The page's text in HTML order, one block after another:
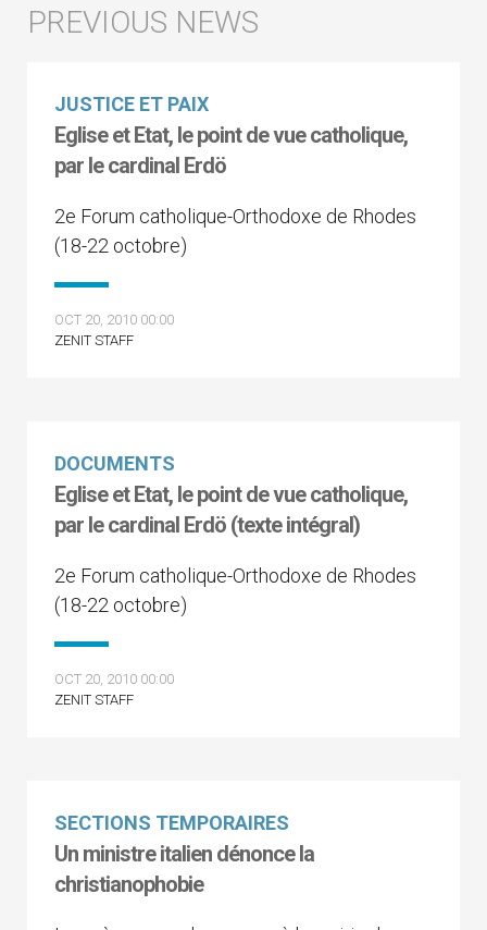
JUSTICE ET PAIX
Eglise et Etat, le point de vue catholique,
par le cardinal Erdö
2e Forum catholique-Orthodoxe de Rhodes
(18-22 octobre)
OCT 20, 2010 00:00
ZENIT STAFF
DOCUMENTS
Eglise et Etat, le point de vue catholique,
par le cardinal Erdö (texte intégral)
2e Forum catholique-Orthodoxe de Rhodes
(18-22 octobre)
OCT 20, 2010 00:00
ZENIT STAFF
SECTIONS TEMPORAIRES
Un ministre italien dénonce la
christianophobie